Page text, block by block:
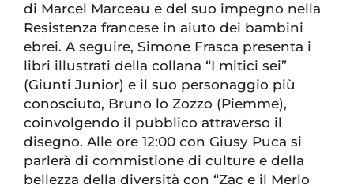
di Marcel Marceau e del suo impegno nella
Resistenza francese in aiuto dei bambini
ebrei. A seguire, Simone Frasca presenta i
libri illustrati della collana “I mitici sei”
(Giunti Junior) e il suo personaggio più
conosciuto, Bruno lo Zozzo (Piemme),
coinvolgendo il pubblico attraverso il
disegno. Alle ore 12:00 con Giusy Puca si
parlerà di commistione di culture e della
bellezza della diversità con “Zac e il Merlo